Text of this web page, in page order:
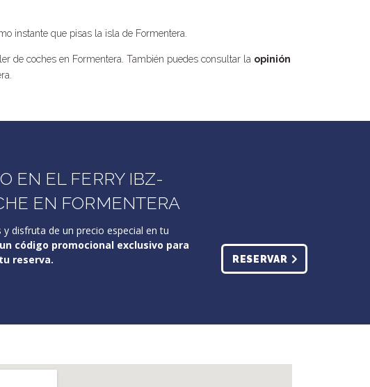
instante que pisas la isla de Formentera.
de coches en Formentera. También puedes consultar la opinión
EN EL FERRY IBZ-
EN FORMENTERA
disfruta de un precio especial en tu
código promocional exclusivo para
reserva.
RESERVAR